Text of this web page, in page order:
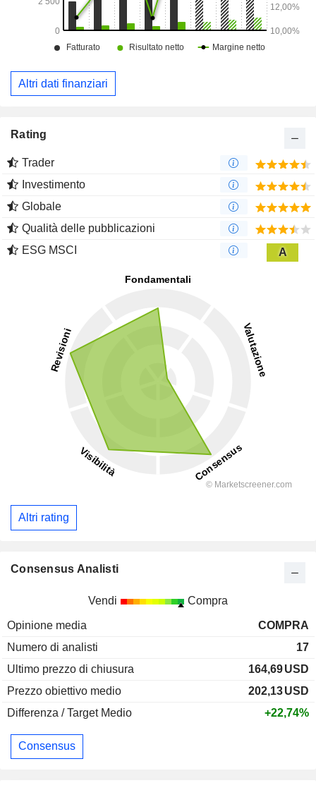
Altri dati finanziari
Rating
Trader
Investimento
Globale
Qualità delle pubblicazioni
ESG MSCI
A
Altri rating
Consensus Analisti
Vendi Compra
Opinione media
COMPRA
Numero di analisti
17
Ultimo prezzo di chiusura
164,69USD
Prezzo obiettivo medio
202,13USD
Differenza / Target Medio
+22,74%
Consensus